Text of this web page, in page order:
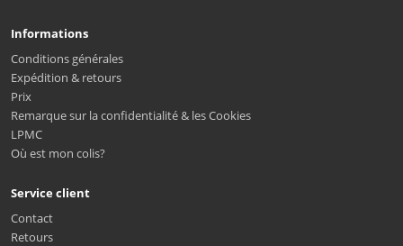
Informations
Conditions générales
Expédition & retours
Prix
Remarque sur la confidentialité & les Cookies
LPMC
Où est mon colis?
Service client
Contact
Retours